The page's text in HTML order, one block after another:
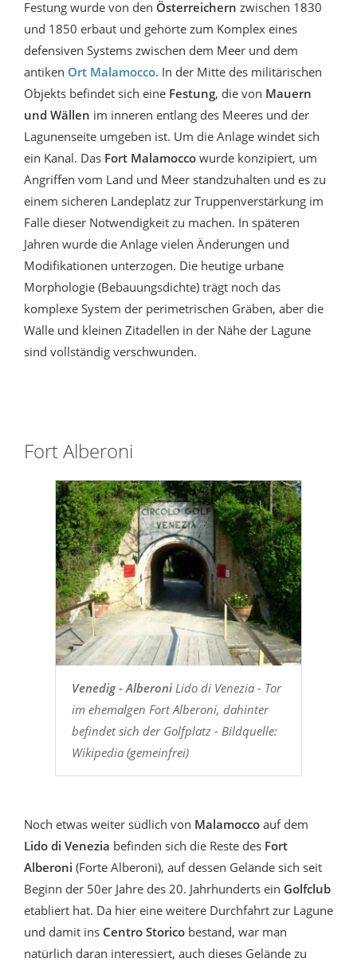
Festung wurde von den Österreichern zwischen 1830
und 1850 erbaut und gehörte zum Komplex eines
defensiven Systems zwischen dem Meer und dem
antiken Ort Malamocco. In der Mitte des militärischen
Objekts befindet sich eine Festung, die von Mauern
und Wällen im inneren entlang des Meeres und der
Lagunenseite umgeben ist. Um die Anlage windet sich
ein Kanal. Das Fort Malamocco wurde konzipiert, um
Angriffen vom Land und Meer standzuhalten und es zu
einem sicheren Landeplatz zur Truppenverstärkung im
Falle dieser Notwendigkeit zu machen. In späteren
Jahren wurde die Anlage vielen Änderungen und
Modifikationen unterzogen. Die heutige urbane
Morphologie (Bebauungsdichte) trägt noch das
komplexe System der perimetrischen Gräben, aber die
Wälle und kleinen Zitadellen in der Nähe der Lagune
sind vollständig verschwunden.
Fort Alberoni
Venedig - AlberoniLido di Venezia - Tor
im ehemalgen Fort Alberoni, dahinter
befindet sich der Golfplatz - Bildquelle:
Wikipedia (gemeinfrei)
Noch etwas weiter südlich von Malamocco auf dem
Lido di Venezia befinden sich die Reste des Fort
Alberoni (Forte Alberoni), auf dessen Gelände sich seit
Beginn der 50er Jahre des 20. Jahrhunderts ein Golfclub
etabliert hat. Da hier eine weitere Durchfahrt zur Lagune
und damit ins Centro Storico bestand, war man
natürlich daran interessiert, auch dieses Gelände zu